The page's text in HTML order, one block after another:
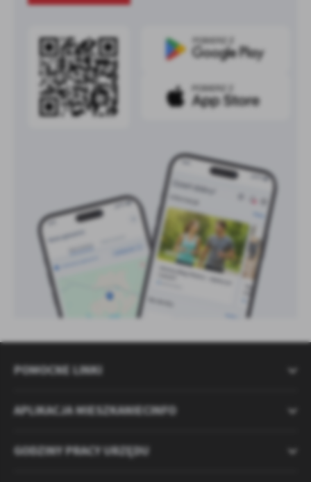
POMOCNE LINKI
APLIKACJA MIESZKANIECINFO
GODZINY PRACY URZĘDU